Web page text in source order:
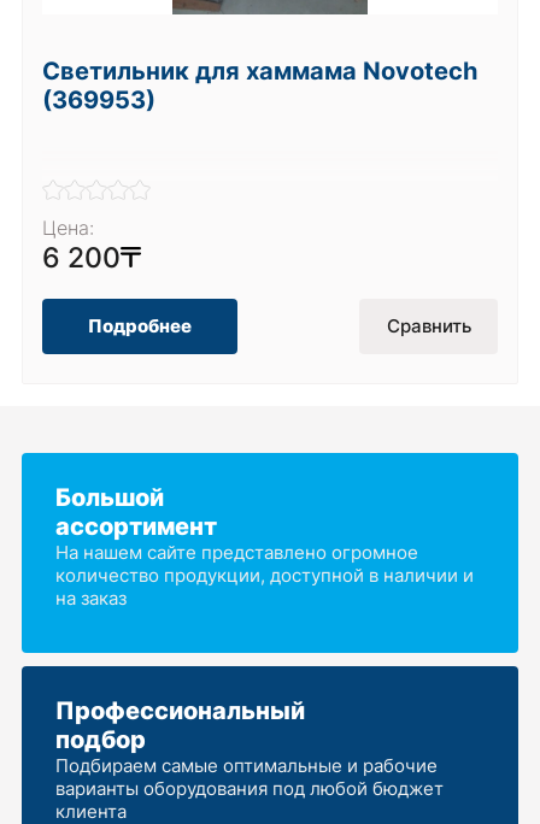
Светильник для хаммама Novotech
(369953)
Цена:
6 200
Подробнее Сравнить
Большой
ассортимент
На нашем сайте представлено огромное
количество продукции, доступной в наличии и
на заказ
Профессиональный
подбор
Подбираем самые оптимальные и рабочие
варианты оборудования под любой бюджет
клиента